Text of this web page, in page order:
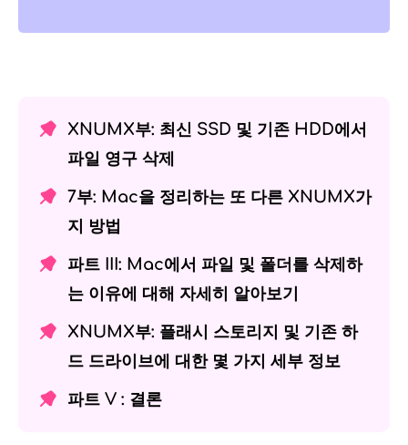
XNUMX부: 최신 SSD 및 기존 HDD에서
파일 영구 삭제
7부: Mac을 정리하는 또 다른 XNUMX가
지 방법
파트 III: Mac에서 파일 및 폴더를 삭제하
는 이유에 대해 자세히 알아보기
XNUMX부: 플래시 스토리지 및 기존 하
드 드라이브에 대한 몇 가지 세부 정보
파트 V : 결론